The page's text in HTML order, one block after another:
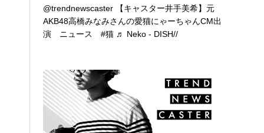
@trendnewscaster 【キャスター井手美希】元
AKB48高橋みなみさんの愛猫にゃーちゃんCM出
演 ニュース#猫 ♬ Neko - DISH//